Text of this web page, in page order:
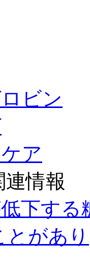
ビン
ア
情報
下する
があり